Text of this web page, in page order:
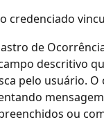
credenciado
de
descritivo
pelo usuário.
ou